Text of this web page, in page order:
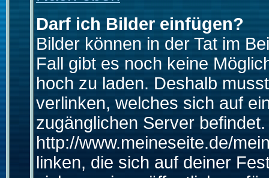
Darf ich Bilder einfügen?
Bilder können in der Tat im
Fall gibt es noch keine
hoch zu laden. Deshalb
verlinken, welches sich auf
zugänglichen Server
http://www.meineseite.de/
linken, die sich auf deiner